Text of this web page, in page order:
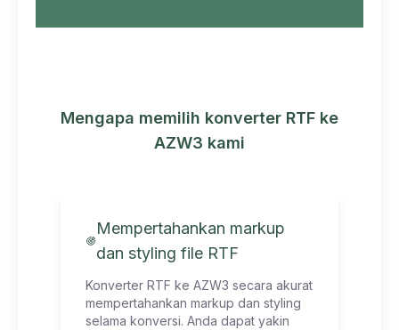
Mengapa memilih konverter RTF ke
AZW3 kami
Mempertahankan markup
dan styling file RTF
Konverter RTF ke AZW3 secara akurat
mempertahankan markup dan styling
selama konversi. Anda dapat yakin